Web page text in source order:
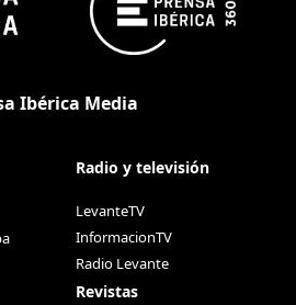
Ibérica Media
Radio y televisión
LevanteTV
InformacionTV
Radio Levante
Revistas